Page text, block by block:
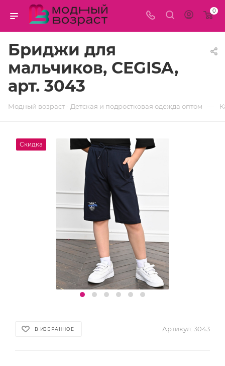
0
Бриджи для
мальчиков, CEGISA,
арт. 3043
Модный возраст - Детская и подростковая одежда оптом —
Скидка
В ИЗБРАННОЕ Артикул: 3043